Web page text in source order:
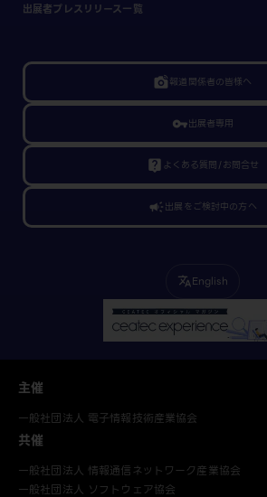
出展者プレスリリース一覧
linked_camera報道関係者の皆様へ
vpn_key出展者専用
live_help よくある質問/お問合せ
campaign出展をご検討中の方へ
translateEnglish
主催
一般社団法人 電子情報技術産業協会
共催
一般社団法人 情報通信ネットワーク産業協会
一般社団法人 ソフトウェア協会